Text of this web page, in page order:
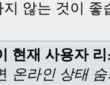
않는 것이 좋
현재 사용자
온라인 상태